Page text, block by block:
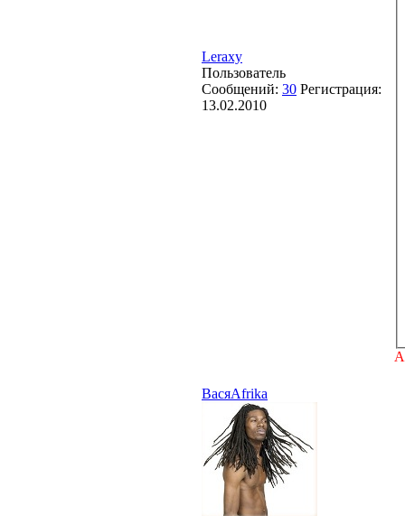
Leraxy
Пользователь
Сообщений: 30 Регистрация:
13.02.2010
ВасяAfrika